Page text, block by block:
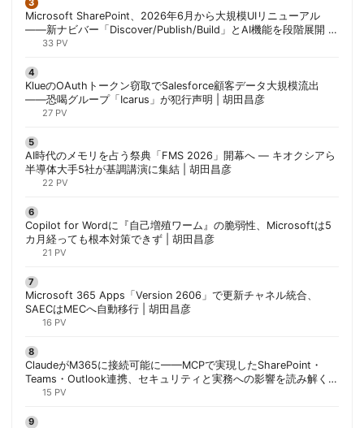
Microsoft SharePoint、2026年6月から大規模UIリニューアル
——新ナビバー「Discover/Publish/Build」とAI機能を段階展開 |
胡田昌彦
33 PV
KlueのOAuthトークン窃取でSalesforce顧客データ大規模流出
——恐喝グループ「Icarus」が犯行声明 | 胡田昌彦
27 PV
AI時代のメモリを占う祭典「FMS 2026」開幕へ ― キオクシアら
半導体大手5社が基調講演に集結 | 胡田昌彦
22 PV
Copilot for Wordに『自己増殖ワーム』の脆弱性、Microsoftは5
カ月経っても根本対策できず | 胡田昌彦
21 PV
Microsoft 365 Apps「Version 2606」で更新チャネル統合、
SAECはMECへ自動移行 | 胡田昌彦
16 PV
ClaudeがM365に接続可能に——MCPで実現したSharePoint・
Teams・Outlook連携、セキュリティと実務への影響を読み解く |
胡田昌彦
15 PV